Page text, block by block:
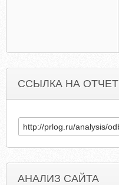
ССЫЛКА НА ОТЧЕТ
АНАЛИЗ САЙТА